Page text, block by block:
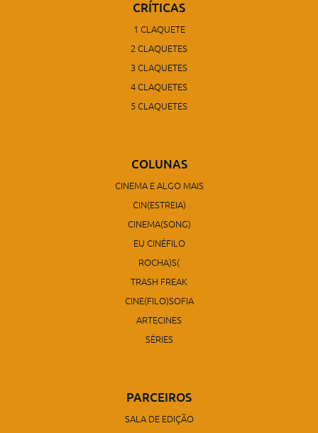
CRÍTICAS
1 CLAQUETE
2 CLAQUETES
3 CLAQUETES
4 CLAQUETES
5 CLAQUETES
COLUNAS
CINEMA E ALGO MAIS
CIN(ESTREIA)
CINEMA(SONG)
EU CINÉFILO
ROCHA)S(
TRASH FREAK
CINE(FILO)SOFIA
ARTECINES
SÉRIES
PARCEIROS
SALA DE EDIÇÃO